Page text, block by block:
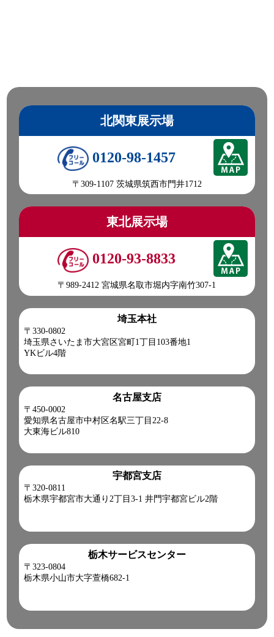
北関東展示場
0120-98-1457
〒309-1107 茨城県筑西市門井1712
東北展示場
0120-93-8833
〒989-2412 宮城県名取市堀内字南竹307-1
埼玉本社
〒330-0802
埼玉県さいたま市大宮区宮町1丁目103番地1
YKビル4階
名古屋支店
〒450-0002
愛知県名古屋市中村区名駅三丁目22-8
大東海ビル810
宇都宮支店
〒320-0811
栃木県宇都宮市大通り2丁目3-1 井門宇都宮ビル2階
栃木サービスセンター
〒323-0804
栃木県小山市大字萱橋682-1